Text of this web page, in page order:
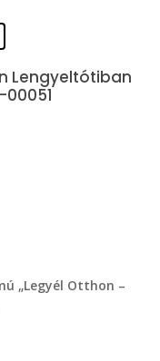
Lengyeltótiban
00051
„Legyél Otthon –